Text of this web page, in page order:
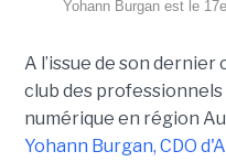
Yohann Burgan est le
A l’issue de son dernier
club des
numérique en région
Yohann Burgan, CDO